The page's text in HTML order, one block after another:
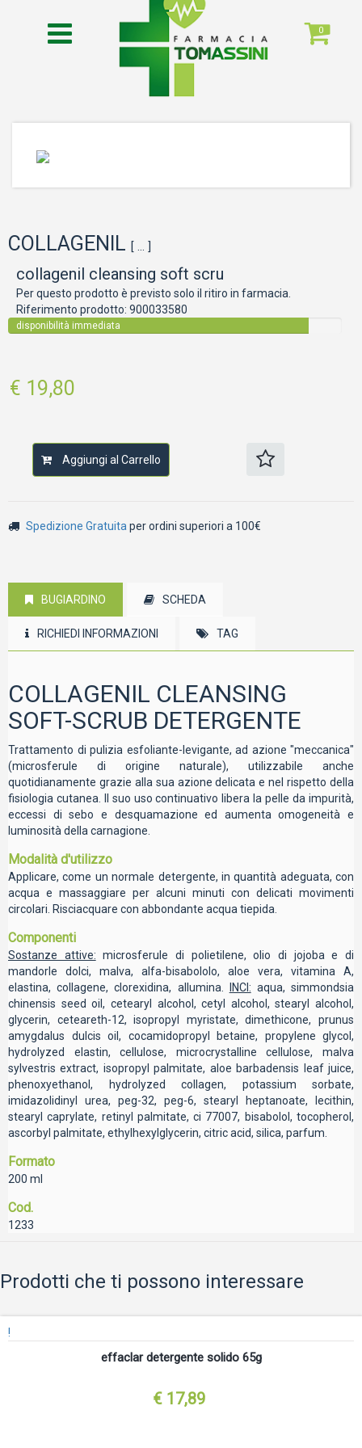
0
COLLAGENIL [ ... ]
collagenil cleansing soft scru
Per questo prodotto è previsto solo il ritiro in farmacia.
Riferimento prodotto: 900033580
disponibilità immediata
€ 19,80
Aggiungi al Carrello
Spedizione Gratuitaper ordini superiori a 100€
BUGIARDINO SCHEDA
RICHIEDI INFORMAZIONI TAG
COLLAGENIL CLEANSING
SOFT-SCRUB DETERGENTE
Trattamento di pulizia esfoliante-levigante, ad azione "meccanica"
(microsferule di origine naturale), utilizzabile anche
quotidianamente grazie alla sua azione delicata e nel rispetto della
fisiologia cutanea. Il suo uso continuativo libera la pelle da impurità,
eccessi di sebo e desquamazione ed aumenta omogeneità e
luminosità della carnagione.
Modalità d'utilizzo
Applicare, come un normale detergente, in quantità adeguata, con
acqua e massaggiare per alcuni minuti con delicati movimenti
circolari. Risciacquare con abbondante acqua tiepida.
Componenti
Sostanze attive: microsferule di polietilene, olio di jojoba e di
mandorle dolci, malva, alfa-bisabololo, aloe vera, vitamina A,
elastina, collagene, clorexidina, allumina.
INCI: aqua, simmondsia
chinensis seed oil, cetearyl alcohol, cetyl alcohol, stearyl alcohol,
glycerin, ceteareth-12, isopropyl myristate, dimethicone, prunus
amygdalus dulcis oil, cocamidopropyl betaine, propylene glycol,
hydrolyzed elastin, cellulose, microcrystalline cellulose, malva
sylvestris extract, isopropyl palmitate, aloe barbadensis leaf juice,
phenoxyethanol, hydrolyzed collagen, potassium sorbate,
imidazolidinyl urea, peg-32, peg-6, stearyl heptanoate, lecithin,
stearyl caprylate, retinyl palmitate, ci 77007, bisabolol, tocopherol,
ascorbyl palmitate, ethylhexylglycerin, citric acid, silica, parfum.
Formato
200 ml
Cod.
1233
Prodotti che ti possono interessare
!
effaclar detergente solido 65g
€ 17,89